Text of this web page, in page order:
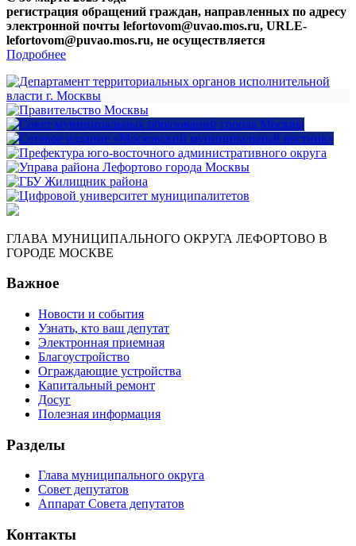
регистрация обращений граждан, направленных по адресу
электронной почты lefortovom@uvao.mos.ru, URLE-
lefortovom@puvao.mos.ru, не осуществляется
Подробнее
ГЛАВА МУНИЦИПАЛЬНОГО ОКРУГА ЛЕФОРТОВО В
ГОРОДЕ МОСКВЕ
Важное
Новости и события
Узнать, кто ваш депутат
Электронная приемная
Благоустройство
Ограждающие устройства
Капитальный ремонт
Досуг
Полезная информация
Разделы
Глава муниципального округа
Совет депутатов
Аппарат Совета депутатов
Контакты